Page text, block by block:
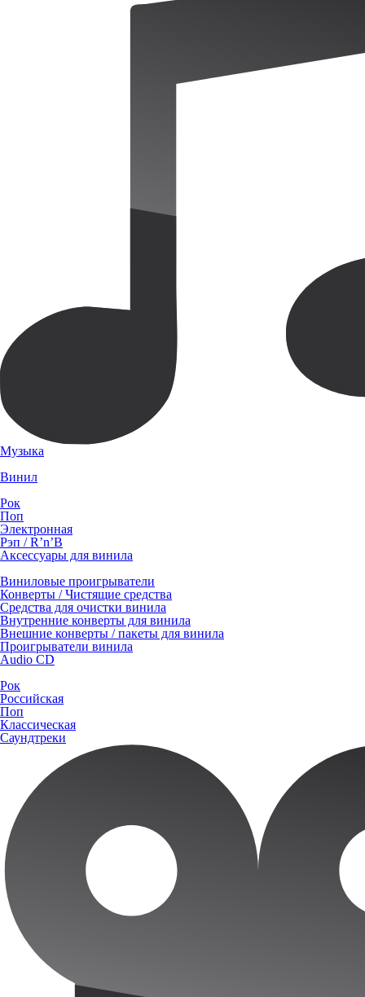
Музыка
Винил
Рок
Поп
Электронная
Рэп / R’n’B
Аксессуары для винила
Виниловые проигрыватели
Конверты / Чистящие средства
Средства для очистки винила
Внутренние конверты для винила
Внешние конверты / пакеты для винила
Проигрыватели винила
Audio CD
Рок
Российская
Поп
Классическая
Саундтреки